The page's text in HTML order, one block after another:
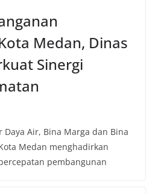
Medan, Dinas
Sinergi
Daya Air, Bina Marga dan Bina
Medan menghadirkan
pembangunan